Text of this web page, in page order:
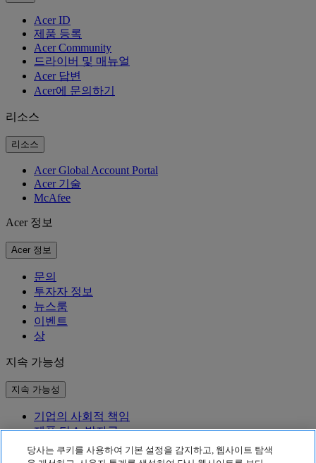
Acer ID
제품 등록
Acer Community
드라이버 및 매뉴얼
Acer 답변
Acer에 문의하기
리소스
리소스
Acer Global Account Portal
Acer 기술
McAfee
Acer 정보
Acer 정보
문의
투자자 정보
뉴스룸
이벤트
상
지속 가능성
지속 가능성
기업의 사회적 책임
제품 탄소 발자국
Project Humanity
Earthion
당사는 쿠키를 사용하여 기본 설정을 감지하고, 웹사이트 탐색